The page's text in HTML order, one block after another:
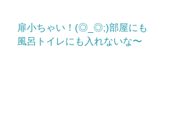
扉小ちゃい！(◎_◎;)部屋にも
風呂トイレにも入れないな〜